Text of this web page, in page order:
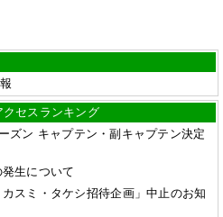
クセスランキング
ズン キャプテン・副キャプテン決定
生について
カスミ・タケシ招待企画」中止のお知